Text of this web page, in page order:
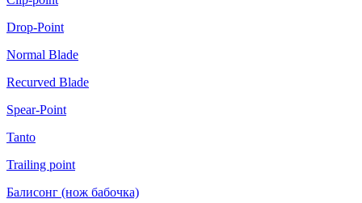
Drop-Point
Normal Blade
Recurved Blade
Spear-Point
Tanto
Trailing point
Балисонг (нож бабочка)